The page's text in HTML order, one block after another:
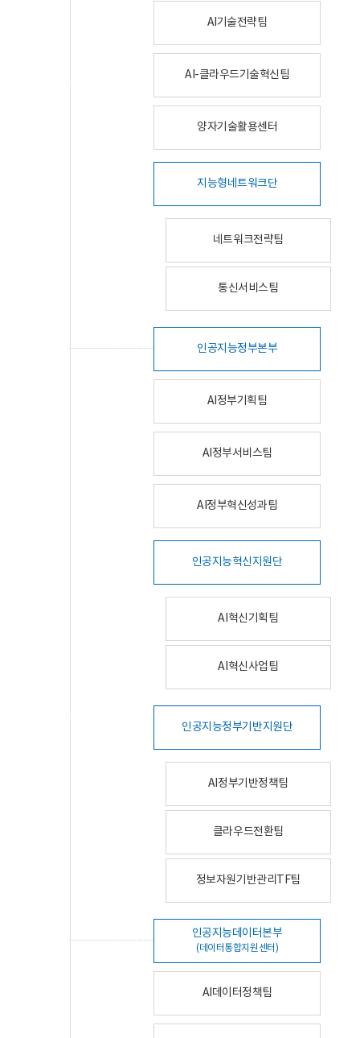
AI기술전략팀
AI-클라우드기술혁신팀
양자기술활용센터
지능형네트워크단
네트워크전략팀
통신서비스팀
인공지능정부본부
AI정부기획팀
AI정부서비스팀
AI정부혁신성과팀
인공지능혁신지원단
AI혁신기획팀
AI혁신사업팀
인공지능정부기반지원단
AI정부기반정책팀
클라우드전환팀
정보자원기반관리TF팀
인공지능데이터본부
(데이터통합지원센터)
AI데이터정책팀